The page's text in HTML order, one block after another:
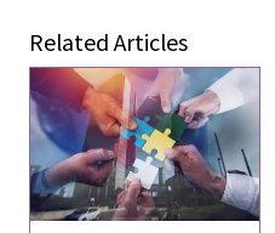
Related Articles